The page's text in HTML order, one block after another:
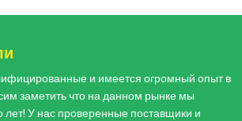
и имеется огромный опыт в
заметить что на данном рынке мы
лет! У нас проверенные поставщики и